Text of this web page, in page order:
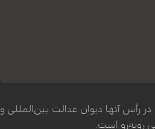
رأس آنها دیوان عدالت بین‌المللی و
روبه‌رو است.